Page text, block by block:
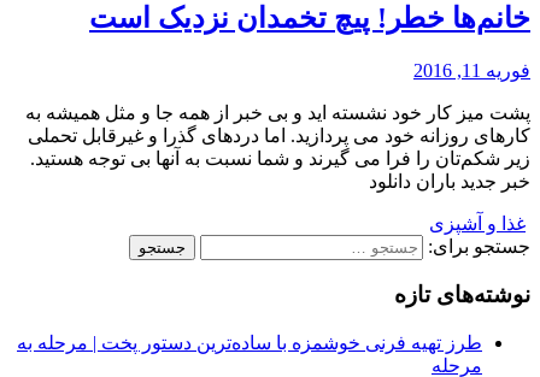
خانم‌ها خطر! پیچ تخمدان نزدیک است
فوریه 11, 2016
پشت میز کار خود نشسته اید و بی خبر از همه جا و مثل همیشه به
کارهای روزانه خود می پردازید. اما دردهای گذرا و غیرقابل تحملی
زیر شکم‌تان را فرا می گیرند و شما نسبت به آنها بی توجه هستید.
خبر جدید باران دانلود
غذا و آشپزی
جستجو برای:
نوشته‌های تازه
طرز تهیه فرنی خوشمزه با ساده‌ترین دستور پخت | مرحله به
مرحله